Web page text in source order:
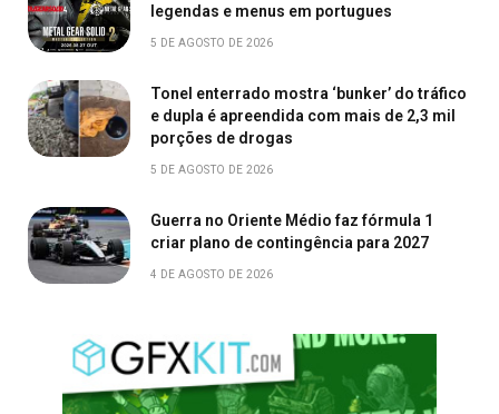
legendas e menus em portugues
5 DE AGOSTO DE 2026
Tonel enterrado mostra ‘bunker’ do tráfico
e dupla é apreendida com mais de 2,3 mil
porções de drogas
5 DE AGOSTO DE 2026
Guerra no Oriente Médio faz fórmula 1
criar plano de contingência para 2027
4 DE AGOSTO DE 2026